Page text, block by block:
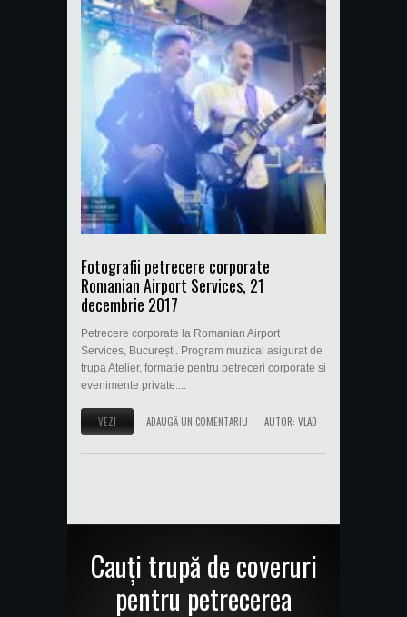
Fotografii petrecere corporate
Romanian Airport Services, 21
decembrie 2017
Petrecere corporate la Romanian Airport
Services, București. Program muzical asigurat de
trupa Atelier, formatie pentru petreceri corporate si
evenimente private....
VEZI ADAUGĂ UN COMENTARIU AUTOR: VLAD
Cauți trupă de coveruri
pentru petrecerea